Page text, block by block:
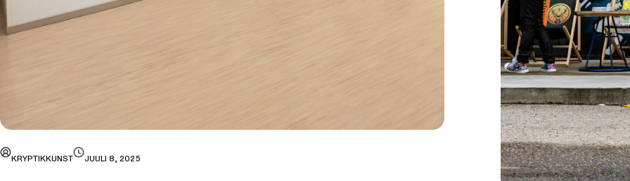
KRYPTIKKUNST JUULI 8, 2025